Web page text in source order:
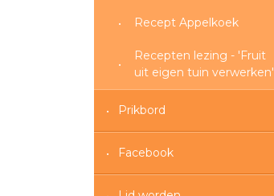
Recept Appelkoek
Recepten lezing - 'Fruit
uit eigen tuin verwerken'
Prikbord
Facebook